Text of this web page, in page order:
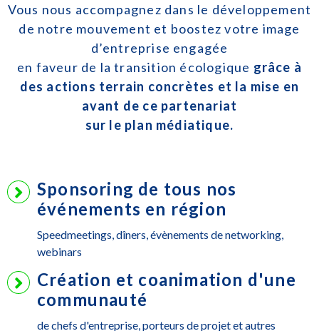
Vous nous accompagnez dans le développement
de notre mouvement et boostez votre image
d’entreprise engagée
en faveur de la transition écologique grâce à
des actions terrain concrètes et la mise en
avant de ce partenariat
sur le plan médiatique.
Sponsoring de tous nos
événements en région
Speedmeetings, dîners, évènements de networking,
webinars
Création et coanimation d'une
communauté
de chefs d'entreprise, porteurs de projet et autres